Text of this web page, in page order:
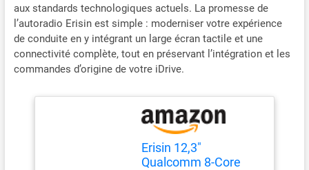
aux standards technologiques actuels. La promesse de
l’autoradio Erisin est simple : moderniser votre expérience
de conduite en y intégrant un large écran tactile et une
connectivité complète, tout en préservant l’intégration et les
commandes d’origine de votre iDrive.
Erisin 12,3"
Qualcomm 8-Core